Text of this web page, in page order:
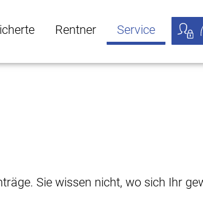
Rentner Service
Sie wissen nicht, wo sich Ihr